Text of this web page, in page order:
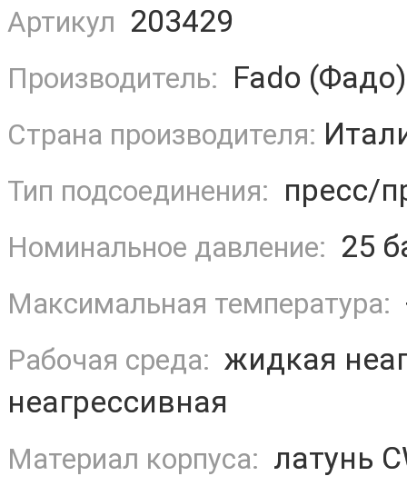
Артикул 203429
Производитель: Fado (Фадо)
Страна производителя:
Тип подсоединения: пресс/
Номинальное давление: 25
Максимальная температура:
Рабочая среда: жидкая
неагрессивная
Материал корпуса: латунь